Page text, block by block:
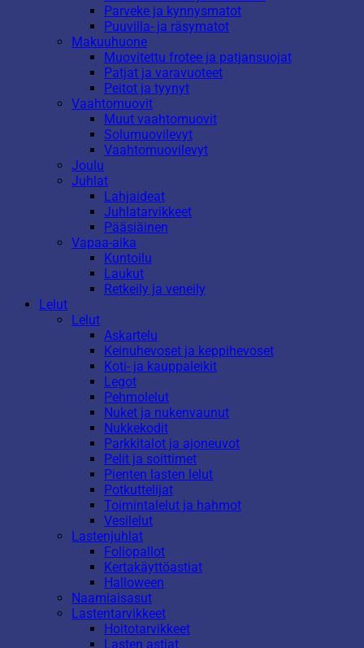
Parveke ja kynnysmatot
Puuvilla- ja räsymatot
Makuuhuone
Muovitettu frotee ja patjansuojat
Patjat ja varavuoteet
Peitot ja tyynyt
Vaahtomuovit
Muut vaahtomuovit
Solumuovilevyt
Vaahtomuovilevyt
Joulu
Juhlat
Lahjaideat
Juhlatarvikkeet
Pääsiäinen
Vapaa-aika
Kuntoilu
Laukut
Retkeily ja veneily
Lelut
Lelut
Askartelu
Keinuhevoset ja keppihevoset
Koti- ja kauppaleikit
Legot
Pehmolelut
Nuket ja nukenvaunut
Nukkekodit
Parkkitalot ja ajoneuvot
Pelit ja soittimet
Pienten lasten lelut
Potkuttelijat
Toimintalelut ja hahmot
Vesilelut
Lastenjuhlat
Foliopallot
Kertakäyttöastiat
Halloween
Naamiaisasut
Lastentarvikkeet
Hoitotarvikkeet
Lasten astiat